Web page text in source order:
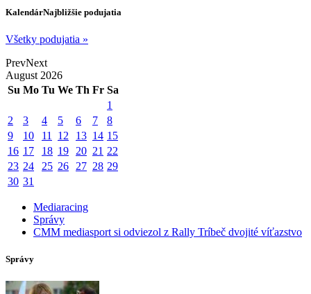
KalendárNajbližšie podujatia
Všetky podujatia »
PrevNext
August 2026
Su Mo Tu We Th Fr Sa
1
2
3 4 5 6 7
8
9
10 11 12 13 14 15
16 17 18 19 20 21 22
23 24 25 26 27 28 29
30 31
Mediaracing
Správy
CMM mediasport si odviezol z Rally Tríbeč dvojité víťazstvo
Správy